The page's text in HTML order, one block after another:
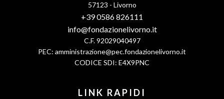
57123 - Livorno
+39 0586 826111
info@fondazionelivorno.it
C.F. 92029040497
PEC: amministrazione@pec.fondazionelivorno.it
CODICE SDI: E4X9PNC
LINK RAPIDI